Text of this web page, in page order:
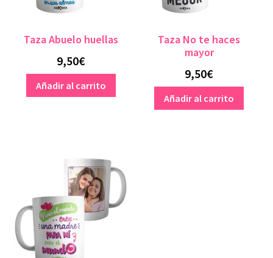
Taza Abuelo huellas
9,50€
Añadir al carrito
Taza No te haces
mayor
9,50€
Añadir al carrito